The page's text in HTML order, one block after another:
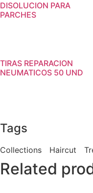
DISOLUCION PARA
PARCHES
TIRAS REPARACION
NEUMATICOS 50 UND
Tags
Collections Haircut
Related